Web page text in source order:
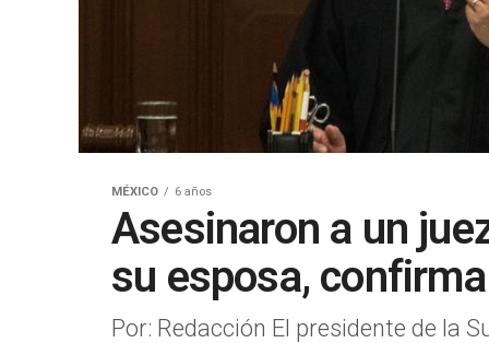
MÉXICO 6 años
Asesinaron a un
su esposa,
Por: Redacción El presidente de la